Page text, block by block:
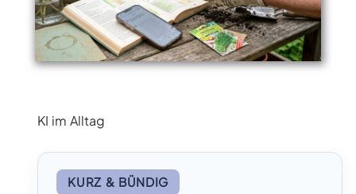
KI im Alltag
KURZ & BÜNDIG